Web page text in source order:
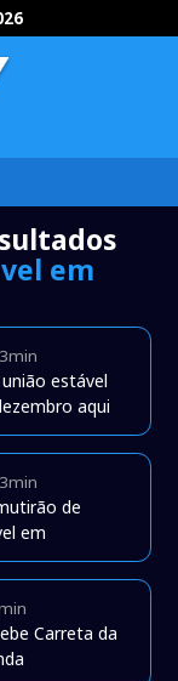
em
estável
aqui
de
em
Carreta da